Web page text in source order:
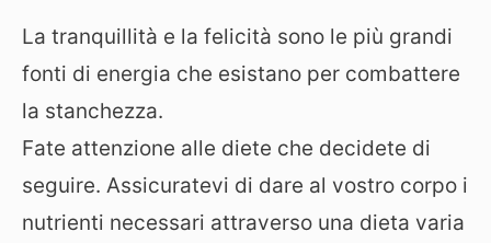
La tranquillità e la felicità sono le più grandi
fonti di energia che esistano per combattere
la stanchezza.
Fate attenzione alle diete che decidete di
seguire. Assicuratevi di dare al vostro corpo i
nutrienti necessari attraverso una dieta varia